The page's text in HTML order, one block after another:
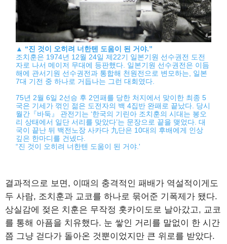
▲ “진 것이 오히려 너한텐 도움이 된 거야.”
조치훈은 1974년 12월 24일 제22기 일본기원 선수권전 도전
자로 나서 메이저 무대에 등판했다. 일본기원 선수권전은 이듬
해에 관서기원 선수권전과 통합해 천원전으로 변모하는, 일본
7대 기전 중 하나로 거듭나는 그런 대회였다.
75년 2월 6일 2선승 후 2연패를 당한 처지에서 맞이한 최종 5
국은 기세가 꺾인 젊은 도전자의 백 4집반 완패로 끝났다. 당시
월간『바둑』 관전기는 ‘한국의 기린아 조치훈의 시대는 봉오
리 상태에서 일단 서리를 맞았다’는 문장으로 끝을 맺었다. 대
국이 끝난 뒤 백전노장 사카다 九단은 10대의 후배에게 인상
깊은 한마디를 건넸다.
“진 것이 오히려 너한텐 도움이 된 거야.'
결과적으로 보면, 이때의 충격적인 패배가 역설적이게도
두 사람, 조치훈과 교코를 하나로 묶어준 기폭제가 됐다.
상실감에 젖은 치훈은 무작정 홋카이도로 날아갔고, 교코
를 통해 아픔을 치유했다. 눈 쌓인 거리를 말없이 한 시간
쯤 그냥 걷다가 돌아온 것뿐이었지만 큰 위로를 받았다.